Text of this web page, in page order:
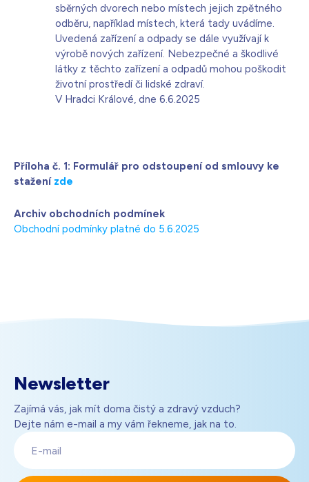
sběrných dvorech nebo místech jejich zpětného
odběru, například místech, která tady uvádíme.
Uvedená zařízení a odpady se dále využívají k
výrobě nových zařízení. Nebezpečné a škodlivé
látky z těchto zařízení a odpadů mohou poškodit
životní prostředí či lidské zdraví.
V Hradci Králové, dne 6.6.2025
Příloha č. 1: Formulář pro odstoupení od smlouvy ke
stažení zde
Archiv obchodních podmínek
Obchodní podmínky platné do 5.6.2025
Newsletter
Zajímá vás, jak mít doma čistý a zdravý vzduch?
Dejte nám e-mail a my vám řekneme, jak na to.